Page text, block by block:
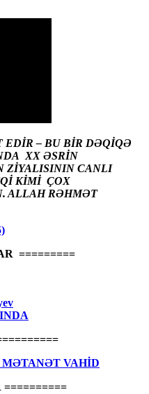
EDİR – BU BİR DƏQİQƏ
XX ƏSRİN
ZİYALISININ CANLI
KİMİ ÇOX
ALLAH RƏHMƏT
=========
VAHİD